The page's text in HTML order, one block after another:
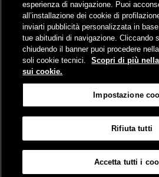
Infomobilità
Feed - RSS
esperienza di navigazione. Puoi
all’installazione dei cookie di
inviarti pubblicità personalizzata in
tue abitudini di navigazione. Cliccando
chiudendo il banner puoi procedere
soli cookie tecnici.
Scopri di più
sui cookie.
Impostazione
Rifiuta tutti
Accetta tutti i